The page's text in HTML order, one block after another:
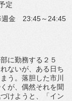
定
金 23:45～24:45
に勤務する２５
ないが、ある日ち
う。落胆した市川
が、偶然それを聞
けようと、「イン